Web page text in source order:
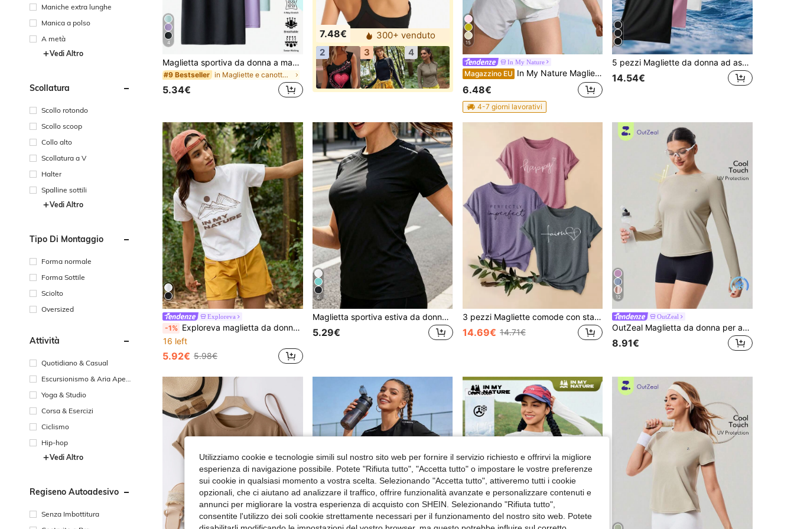
Maniche extra lunghe
Manica a polso
A metà
Vedi Altro
Scollatura
Scollo rotondo
Scollo scoop
Collo alto
Scollatura a V
Halter
Spalline sottili
Vedi Altro
Tipo Di Montaggio
Forma normale
Forma Sottile
Sciolto
Oversized
Attività
Quotidiano & Casual
Escursionismo & Aria Apert
Yoga & Studio
Corsa & Esercizi
Ciclismo
Hip-hop
Vedi Altro
Regiseno Autoadesivo
Senza Imbottitura
4
Maglietta sportiva da donna a maniche corte, leggera e traspirante, realizzata in tessuto elastico in poliestere misto, adatta per primavera ed estate, con alta tenuta del colore, semplice e casual. Maglietta sportiva da donna a girocollo, rapida asciugatura ed elastica, adatta per fitness, allenamento, corsa e palestra come top base per l'allenamento.
#9 Bestseller in Magliette e canotte da donna per attività all'a
5.34€
7.48€
300+ venduto
2
3 4
15
In My Nature
Magazzino EU In My Nature Maglietta da running, yoga, sport e tempo libero in in rete e patchwork, per uso all'aperto
6.48€
4-7 giorni lavorativi
5 pezzi Magliette da donna ad asciugatura rapida, T-shirt casual multifunzione per sport e attività all'aperto estive
14.54€
Exploreva
-1% Exploreva maglietta da donna estiva casual con stampa di lettere e montagne, maniche corte, per attività all'aperto
16 left
5.92€ 5.98€
6
Maglietta sportiva estiva da donna a maniche corte ad asciugatura rapida, traspirante e anti-umidità, collo rotondo, vestibilità aderente, top per yoga, corsa e fitness
5.29€
3 pezzi Magliette comode con stampa di lettere vintage, maglie sportive casual a maniche corte e scollo tondo, per donne
14.69€ 14.71€
12
OutZeal
OutZeal Maglietta da donna per attività all'aperto, tinta unita, per allenamento in palestra, escursioni, protezione UV, tessuto fresco, manica lunga con pieghe incrociate, adatta per l'estate e la primavera
8.91€
7
Utilizziamo cookie e tecnologie simili sul nostro sito web per fornire il servizio richiesto e offrirvi la migliore
esperienza di navigazione possibile. Potete "Rifiuta tutto", "Accetta tutto" o impostare le vostre preferenze
sui cookie in qualsiasi momento a vostra scelta. Selezionando "Accetta tutto", attiveremo tutti i cookie
opzionali, che ci aiutano ad analizzare il traffico, offrire funzionalità avanzate e personalizzare contenuti e
annunci per migliorare la vostra esperienza di acquisto con SHEIN. Selezionando "Rifiuta tutto",
consentite l'utilizzo dei soli cookie strettamente necessari per il funzionamento del nostro sito web. Potete